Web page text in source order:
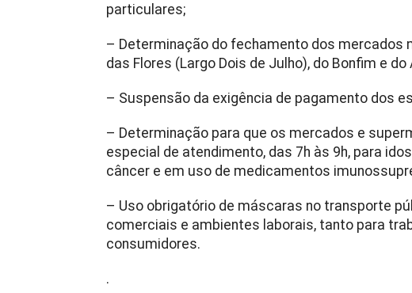
particulares;
– Determinação do fechamento dos mercados
das Flores (Largo Dois de Julho), do Bonfim e
– Suspensão da exigência de pagamento dos
– Determinação para que os mercados e
especial de atendimento, das 7h às 9h, para
câncer e em uso de medicamentos
– Uso obrigatório de máscaras no transporte
comerciais e ambientes laborais, tanto para
consumidores.
.